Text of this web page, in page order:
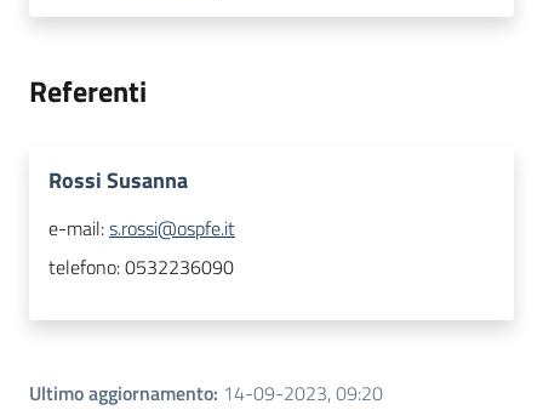
Referenti
Rossi Susanna
e-mail:s.rossi@ospfe.it
telefono:0532236090
Ultimo aggiornamento: 14-09-2023, 09:20